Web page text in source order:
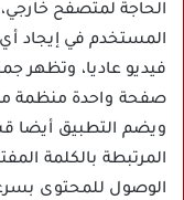
الحاجة لمتصفح
المستخدم في إيجاد
فيديو عاديا، وتظهر
صفحة واحدة منظمة
ويضم التطبيق أيضا
المرتبطة بالكلمة
الوصول للمحتوى